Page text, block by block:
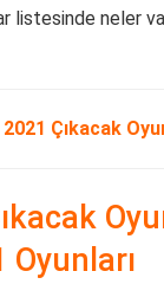
listesinde neler
2021 Çıkacak
Oyunları